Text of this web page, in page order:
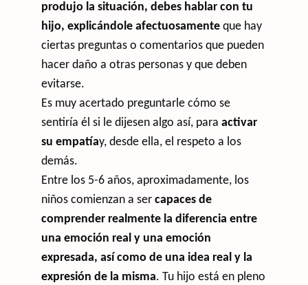
produjo la situación, debes hablar con tu
hijo, explicándole afectuosamente que hay
ciertas preguntas o comentarios que pueden
hacer daño a otras personas y que deben
evitarse.
Es muy acertado preguntarle cómo se
sentiría él si le dijesen algo así, para activar
su empatíay, desde ella, el respeto a los
demás.
Entre los 5-6 años, aproximadamente, los
niños comienzan a ser capaces de
comprender realmente la diferencia entre
una emoción real y una emoción
expresada, así como de una idea real y la
expresión de la misma. Tu hijo está en pleno